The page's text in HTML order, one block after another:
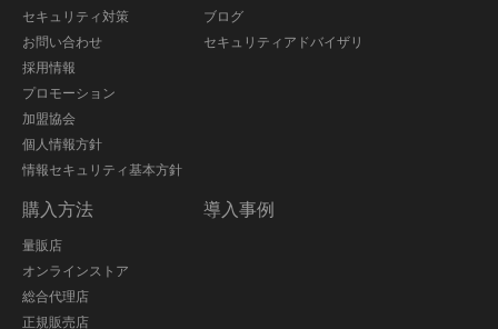
セキュリティ対策
お問い合わせ
採用情報
プロモーション
加盟協会
個人情報方針
情報セキュリティ基本方針
ブログ
セキュリティアドバイザリ
購入方法
量販店
オンラインストア
総合代理店
正規販売店
導入事例